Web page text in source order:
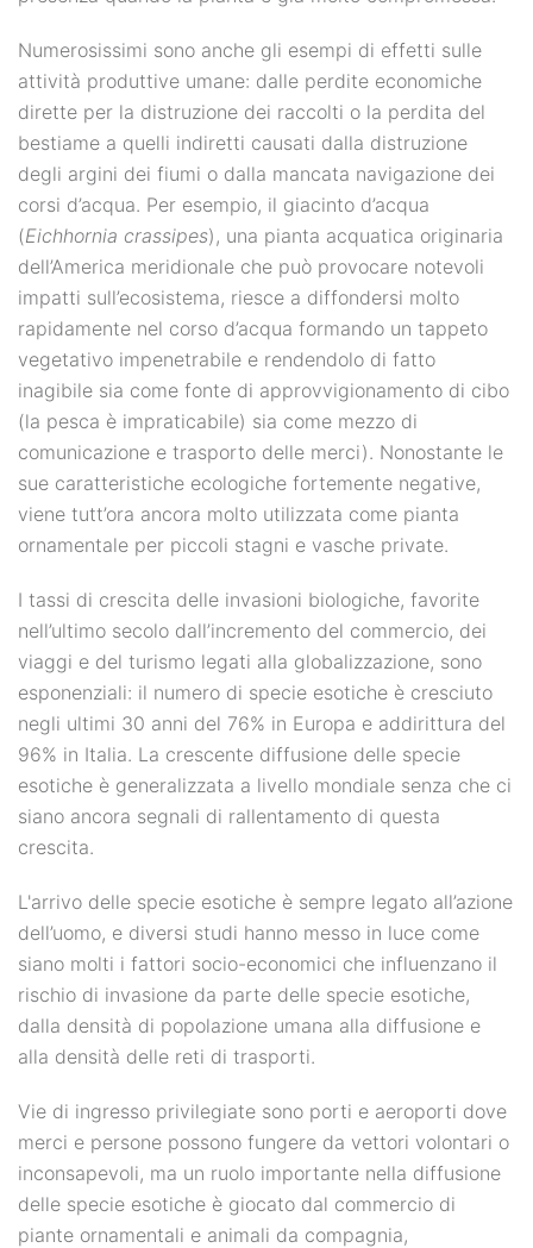
Numerosissimi sono anche gli esempi di effetti sulle
attività produttive umane: dalle perdite economiche
dirette per la distruzione dei raccolti o la perdita del
bestiame a quelli indiretti causati dalla distruzione
degli argini dei fiumi o dalla mancata navigazione dei
corsi d’acqua. Per esempio, il giacinto d’acqua
(Eichhornia crassipes), una pianta acquatica originaria
dell’America meridionale che può provocare notevoli
impatti sull’ecosistema, riesce a diffondersi molto
rapidamente nel corso d’acqua formando un tappeto
vegetativo impenetrabile e rendendolo di fatto
inagibile sia come fonte di approvvigionamento di cibo
(la pesca è impraticabile) sia come mezzo di
comunicazione e trasporto delle merci). Nonostante le
sue caratteristiche ecologiche fortemente negative,
viene tutt’ora ancora molto utilizzata come pianta
ornamentale per piccoli stagni e vasche private.
I tassi di crescita delle invasioni biologiche, favorite
nell’ultimo secolo dall’incremento del commercio, dei
viaggi e del turismo legati alla globalizzazione, sono
esponenziali: il numero di specie esotiche è cresciuto
negli ultimi 30 anni del 76% in Europa e addirittura del
96% in Italia. La crescente diffusione delle specie
esotiche è generalizzata a livello mondiale senza che ci
siano ancora segnali di rallentamento di questa
crescita.
L'arrivo delle specie esotiche è sempre legato all’azione
dell’uomo, e diversi studi hanno messo in luce come
siano molti i fattori socio-economici che influenzano il
rischio di invasione da parte delle specie esotiche,
dalla densità di popolazione umana alla diffusione e
alla densità delle reti di trasporti.
Vie di ingresso privilegiate sono porti e aeroporti dove
merci e persone possono fungere da vettori volontari o
inconsapevoli, ma un ruolo importante nella diffusione
delle specie esotiche è giocato dal commercio di
piante ornamentali e animali da compagnia,